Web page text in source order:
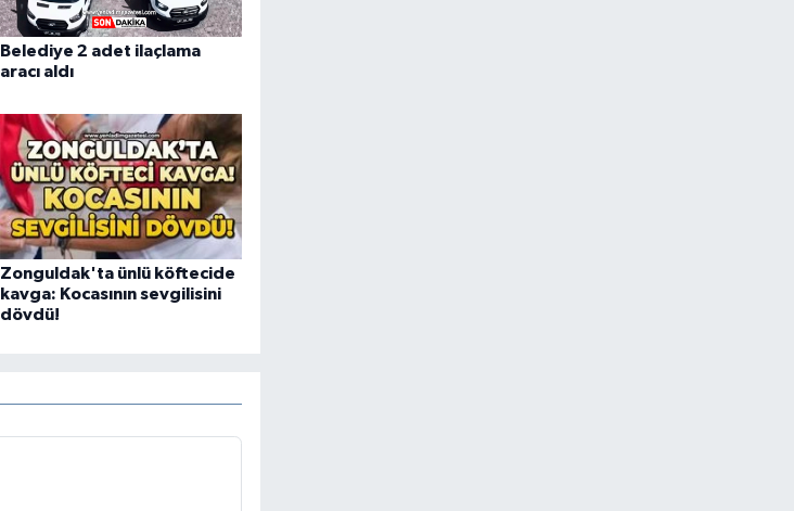
Belediye 2 adet ilaçlama
aracı aldı
Zonguldak'ta ünlü köftecide
kavga: Kocasının sevgilisini
dövdü!